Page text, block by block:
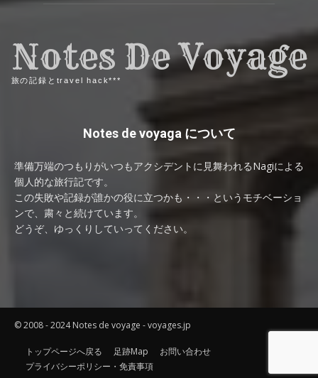
Notes De Voyage
旅の記録とtravel hack***
Notes de voyaga について
準備万端のつもりがいつもアクシデントに見舞われるNagiによる
個人的な旅行記です。
この失敗や記録が誰かの役に立つかも・・・というモチベーショ
ンで、粛々と続けています。
どうぞ、ゆっくりしていってください。
© 2008 - 2024 Notes de voyage - voyages.jp
トップページへ戻る 足跡Map
お問い合わせ
プライバシーポリシー・免責事項